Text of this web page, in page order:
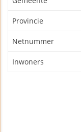
Provincie
Netnummer
Inwoners